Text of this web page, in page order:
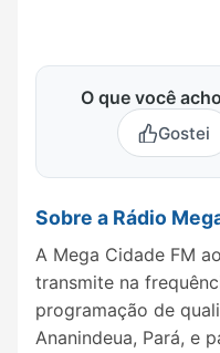
O que você
Gostei
Sobre a Rádio
A Mega Cidade FM
transmite na
programação de
Ananindeua, Pará, e